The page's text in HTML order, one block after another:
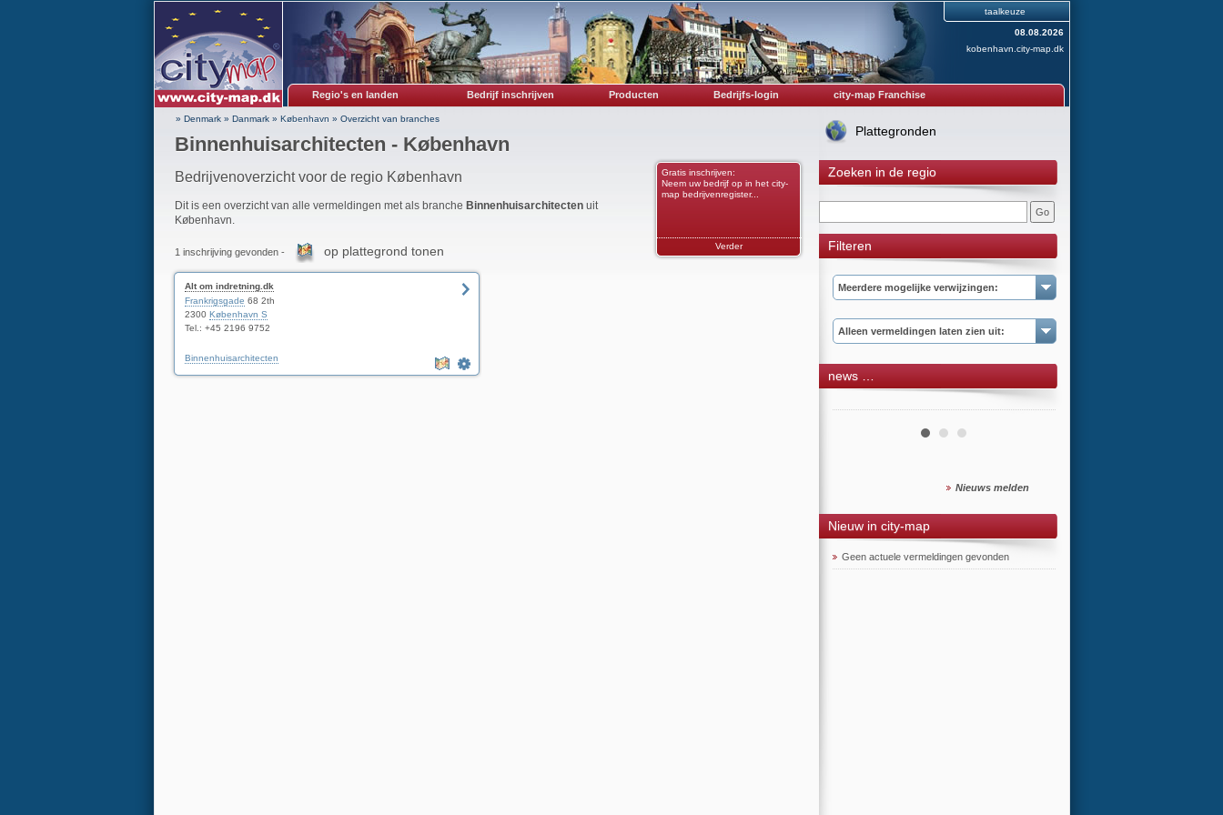
taalkeuze
08.08.2026
kobenhavn.city-map.dk
Regio's en landen Bedrijf inschrijven Producten Bedrijfs-login city-map Franchise
» Denmark» Danmark» København » Overzicht van branches
Binnenhuisarchitecten - København
Bedrijvenoverzicht voor de regio København
Gratis inschrijven:
Neem uw bedrijf op in het city-
map bedrijvenregister...
Verder
Dit is een overzicht van alle vermeldingen met als branche Binnenhuisarchitectenuit
København.
1 inschrijving gevonden - op plattegrond tonen
Alt om indretning.dk
Frankrigsgade 68 2th
2300 København S
Tel.: +45 2196 9752
Binnenhuisarchitecten
Plattegronden
Zoeken in de regio
Filteren
Meerdere mogelijke verwijzingen:
Alleen vermeldingen laten zien uit:
news …
Nieuws melden
Nieuw in city-map
Geen actuele vermeldingen gevonden